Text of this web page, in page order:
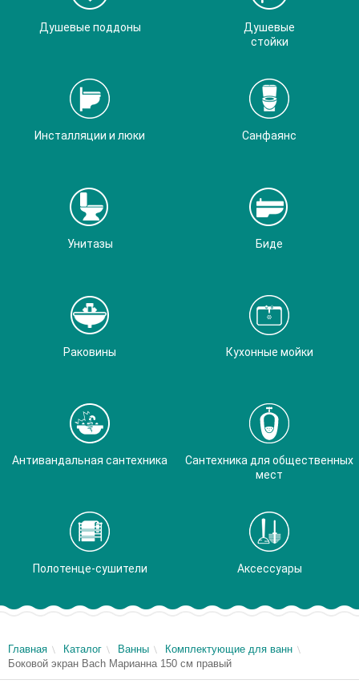
Душевые поддоны
Душевые
стойки
Инсталляции и люки Санфаянс
Унитазы Биде
Раковины Кухонные мойки
Антивандальная сантехника
Сантехника для общественных
мест
Полотенце-сушители Аксессуары
Главная Каталог Ванны
Комплектующие для ванн
Боковой экран Bach Марианна 150 см правый